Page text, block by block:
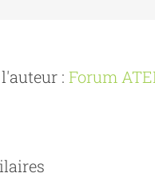
: Forum